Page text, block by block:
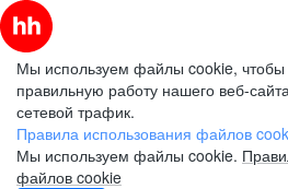
Мы используем файлы cookie, чтобы
правильную работу нашего веб-
сетевой трафик.
Правила использования файлов
Мы используем файлы cookie.
файлов cookie